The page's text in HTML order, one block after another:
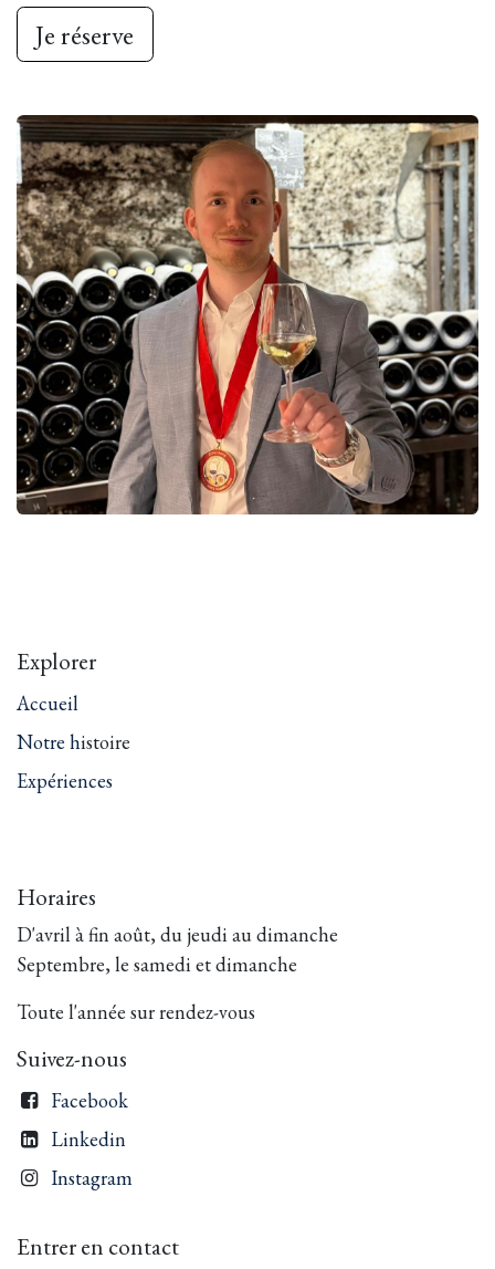
Je ré​​serve
Explorer
Accueil
Notre histoire
Expériences
Horaires
D'avril à fin août, du jeudi au dimanche
Septembre, le samedi et dimanche
Toute l'année sur rendez-vous
Suivez-nous
Facebook
Linkedin
Instagram
Entrer en contact